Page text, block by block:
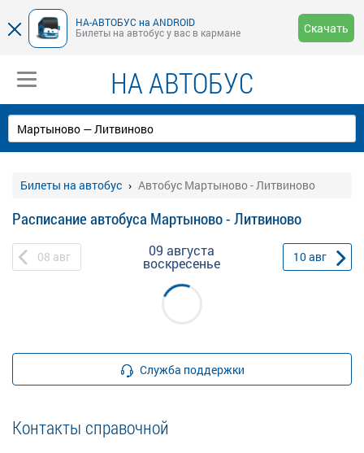
НА-АВТОБУС на ANDROID
Билеты на автобус у вас в кармане
Скачать
НА АВТОБУС
Билеты на автобус Автобус Мартыново - Литвиново
Расписание автобуса Мартыново - Литвиново
08 авг 09 августа
воскресенье 10авг
Служба поддержки
Контакты справочной